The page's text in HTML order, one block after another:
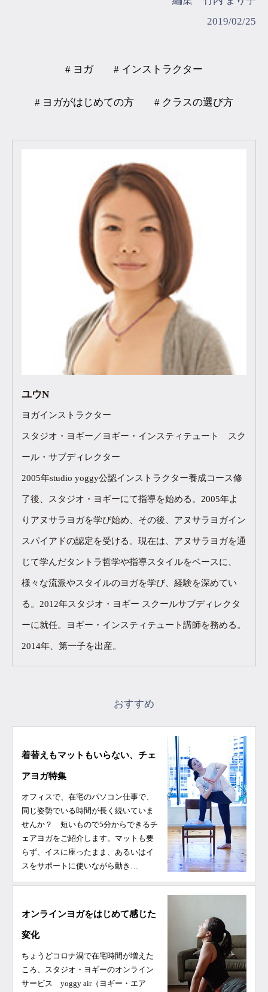
2019/02/25
# ヨガ # インストラクター
# ヨガがはじめての方 # クラスの選び方
ユウN
ヨガインストラクター
スタジオ・ヨギー／ヨギー・インスティテュート スク
ール・サブディレクター
2005年studio yoggy公認インストラクター養成コース修
了後、スタジオ・ヨギーにて指導を始める。2005年よ
りアヌサラヨガを学び始め、その後、アヌサラヨガイン
スパイアドの認定を受ける。現在は、アヌサラヨガを通
じて学んだタントラ哲学や指導スタイルをベースに、
様々な流派やスタイルのヨガを学び、経験を深めてい
る。2012年スタジオ・ヨギー スクールサブディレクタ
ーに就任。ヨギー・インスティテュート講師を務める。
2014年、第一子を出産。
おすすめ
着替えもマットもいらない、チェ
アヨガ特集
オフィスで、在宅のパソコン仕事で、
同じ姿勢でいる時間が長く続いていま
せんか？ 短いもので5分からできるチ
ェアヨガをご紹介します。マットも要
らず、イスに座ったまま、あるいはイ
スをサポートに使いながら動き…
オンラインヨガをはじめて感じた
変化
ちょうどコロナ渦で在宅時間が増えた
ころ、スタジオ・ヨギーのオンライン
サービス yoggy air（ヨギー・エア